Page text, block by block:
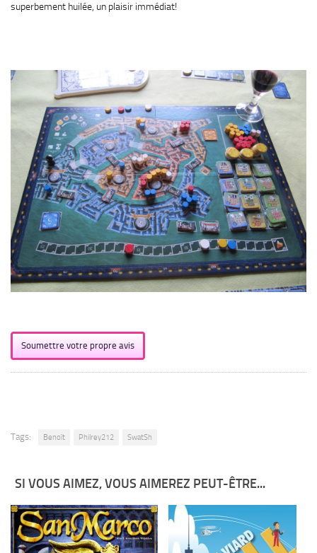
superbement huilée, un plaisir immédiat!
Soumettre votre propre avis
Tags: Benoît Philrey212 SwatSh
SI VOUS AIMEZ, VOUS AIMEREZ PEUT-ÊTRE...